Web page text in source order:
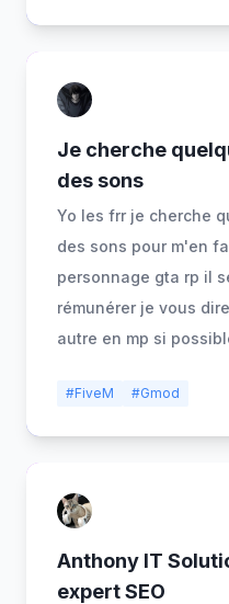
Je cherche
des sons
Yo les frr je cherche
des sons pour m'en
personnage gta rp il
rémunérer je vous
autre en mp si
#FiveM #Gmod
Anthony IT
expert SEO